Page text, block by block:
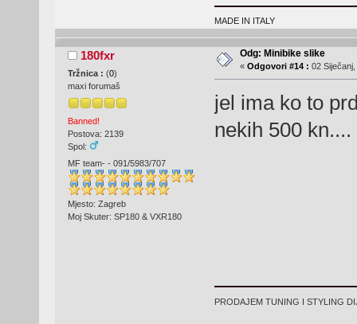
MADE IN ITALY
180fxr
Tržnica : (0)
maxi forumaš
Banned!
Postova: 2139
Spol:
MF team- - 091/5983/707
Mjesto: Zagreb
Moj Skuter: SP180 & VXR180
Odg: Minibike slike
« Odgovori #14 : 02
jel ima ko to
nekih 500 kn....
PRODAJEM TUNING I STYLING